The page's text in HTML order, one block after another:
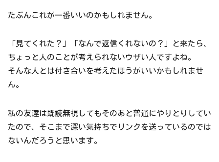
たぶんこれが一番いいのかもしれません。
「見てくれた？」「なんで返信くれないの？」と来たら、
ちょっと人のことが考えられないウザい人ですよね。
そんな人とは付き合いを考えたほうがいいかもしれませ
ん。
私の友達は既読無視してもそのあと普通にやりとりしてい
たので、そこまで深い気持ちでリンクを送っているのでは
ないんだろうと思います。